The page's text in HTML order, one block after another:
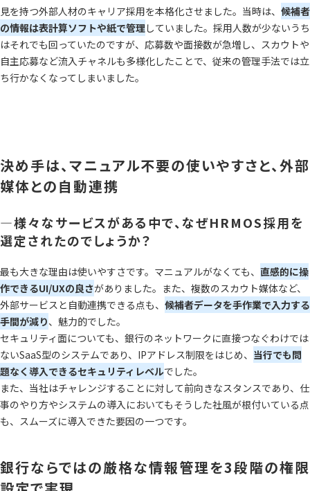
見を持つ外部人材のキャリア採用を本格化させました。当時は、 候補者
の情報は表計算ソフトや紙で管理 していました。採用人数が少ないうち
はそれでも回っていたのですが、応募数や面接数が急増し、スカウトや
自主応募など流入チャネルも多様化したことで、従来の管理手法では立
ち行かなくなってしまいました。
決め手は、マニュアル不要の使いやすさと、外部
媒体との自動連携
―様々なサービスがある中で、なぜHRMOS採用を
選定されたのでしょうか？
最も大きな理由は使いやすさです。マニュアルがなくても、 直感的に操
作できるUI/UXの良さがありました。また、複数のスカウト媒体など、
外部サービスと自動連携できる点も、 候補者データを手作業で入力する
手間が減り、魅力的でした。
セキュリティ面についても、銀行のネットワークに直接つなぐわけでは
ないSaaS型のシステムであり、IPアドレス制限をはじめ、 当行でも問
題なく導入できるセキュリティレベルでした。
また、当社はチャレンジすることに対して前向きなスタンスであり、仕
事のやり方やシステムの導入においてもそうした社風が根付いている点
も、スムーズに導入できた要因の一つです。
銀行ならではの厳格な情報管理を3段階の権限